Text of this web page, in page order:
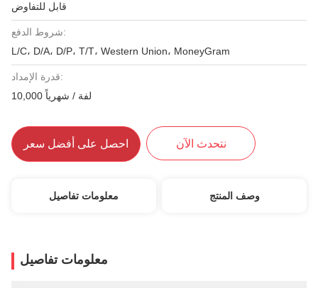
قابل للتفاوض
شروط الدفع:
L/C، D/A، D/P، T/T، Western Union، MoneyGram
قدرة الإمداد:
10,000 لفة / شهرياً
احصل على أفضل سعر نتحدث الآن
معلومات تفاصيل وصف المنتج
معلومات تفاصيل